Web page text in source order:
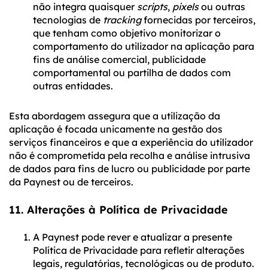
não integra quaisquer scripts, pixelsou outras
tecnologias de trackingfornecidas por terceiros,
que tenham como objetivo monitorizar o
comportamento do utilizador na aplicação para
fins de análise comercial, publicidade
comportamental ou partilha de dados com
outras entidades.
Esta abordagem assegura que a utilização da
aplicação é focada unicamente na gestão dos
serviços financeiros e que a experiência do utilizador
não é comprometida pela recolha e análise intrusiva
de dados para fins de lucro ou publicidade por parte
da Paynest ou de terceiros.
11. Alterações à Política de Privacidade
A Paynest pode rever e atualizar a presente
Política de Privacidade para refletir alterações
legais, regulatórias, tecnológicas ou de produto.